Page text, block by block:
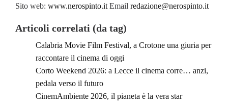
Sito web: www.nerospinto.it Email redazione@nerospinto.it
Articoli correlati (da tag)
Calabria Movie Film Festival, a Crotone una giuria per
raccontare il cinema di oggi
Corto Weekend 2026: a Lecce il cinema corre… anzi,
pedala verso il futuro
CinemAmbiente 2026, il pianeta è la vera star